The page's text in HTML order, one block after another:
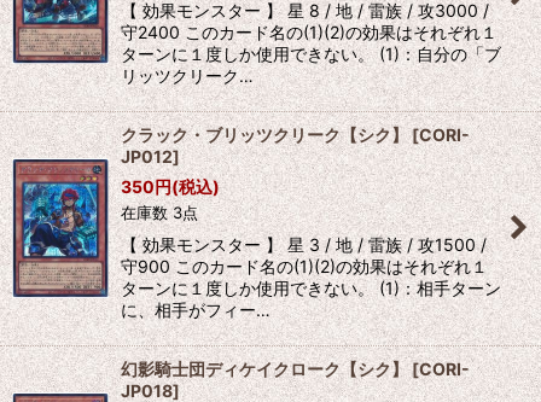
【 効果モンスター 】 星 8 / 地 / 雷族 / 攻3000 /
守2400 このカード名の(1)(2)の効果はそれぞれ１
ターンに１度しか使用できない。 (1)：自分の「ブ
リッツクリーク…
クラック・ブリッツクリーク【シク】 [CORI-
JP012]
350円(税込)
在庫数 3点
【 効果モンスター 】 星 3 / 地 / 雷族 / 攻1500 /
守900 このカード名の(1)(2)の効果はそれぞれ１
ターンに１度しか使用できない。 (1)：相手ターン
に、相手がフィー…
幻影騎士団ディケイクローク【シク】 [CORI-
JP018]